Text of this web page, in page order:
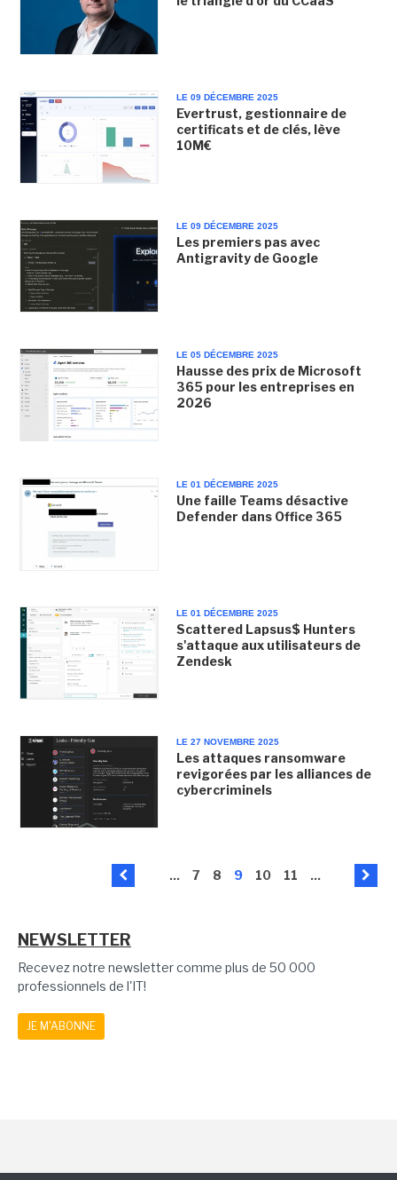
LE 09 DÉCEMBRE 2025
Evertrust, gestionnaire de
certificats et de clés, lève
10M€
LE 09 DÉCEMBRE 2025
Les premiers pas avec
Antigravity de Google
LE 05 DÉCEMBRE 2025
Hausse des prix de Microsoft
365 pour les entreprises en
2026
LE 01 DÉCEMBRE 2025
Une faille Teams désactive
Defender dans Office 365
LE 01 DÉCEMBRE 2025
Scattered Lapsus$ Hunters
s'attaque aux utilisateurs de
Zendesk
LE 27 NOVEMBRE 2025
Les attaques ransomware
revigorées par les alliances de
cybercriminels
... 7 8 9 10 11 ...
NEWSLETTER
Recevez notre newsletter comme plus de 50 000
professionnels de l'IT!
JE M'ABONNE